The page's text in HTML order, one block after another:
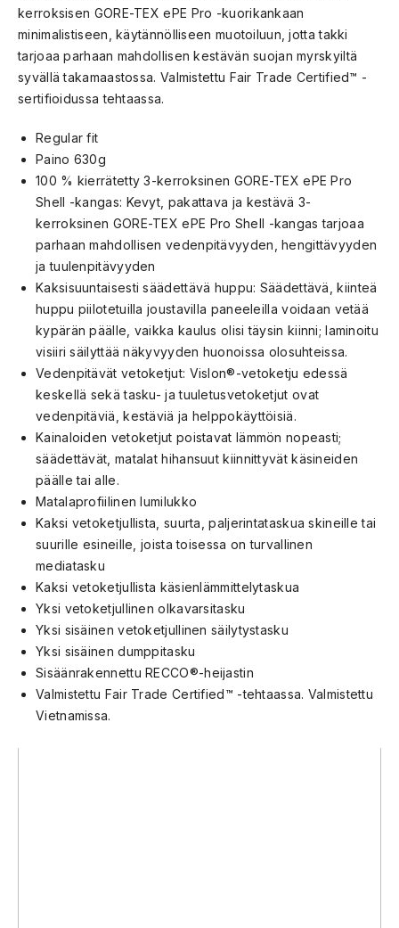
kerroksisen GORE-TEX ePE Pro -kuorikankaan
minimalistiseen, käytännölliseen muotoiluun, jotta takki
tarjoaa parhaan mahdollisen kestävän suojan myrskyiltä
syvällä takamaastossa. Valmistettu Fair Trade Certified™ -
sertifioidussa tehtaassa.
Regular fit
Paino 630g
100 % kierrätetty 3-kerroksinen GORE-TEX ePE Pro
Shell -kangas: Kevyt, pakattava ja kestävä 3-
kerroksinen GORE-TEX ePE Pro Shell -kangas tarjoaa
parhaan mahdollisen vedenpitävyyden, hengittävyyden
ja tuulenpitävyyden
Kaksisuuntaisesti säädettävä huppu: Säädettävä, kiinteä
huppu piilotetuilla joustavilla paneeleilla voidaan vetää
kypärän päälle, vaikka kaulus olisi täysin kiinni; laminoitu
visiiri säilyttää näkyvyyden huonoissa olosuhteissa.
Vedenpitävät vetoketjut: Vislon®-vetoketju edessä
keskellä sekä tasku- ja tuuletusvetoketjut ovat
vedenpitäviä, kestäviä ja helppokäyttöisiä.
Kainaloiden vetoketjut poistavat lämmön nopeasti;
säädettävät, matalat hihansuut kiinnittyvät käsineiden
päälle tai alle.
Matalaprofiilinen lumilukko
Kaksi vetoketjullista, suurta, paljerintataskua skineille tai
suurille esineille, joista toisessa on turvallinen
mediatasku
Kaksi vetoketjullista käsienlämmittelytaskua
Yksi vetoketjullinen olkavarsitasku
Yksi sisäinen vetoketjullinen säilytystasku
Yksi sisäinen dumppitasku
Sisäänrakennettu RECCO®-heijastin
Valmistettu Fair Trade Certified™ -tehtaassa. Valmistettu
Vietnamissa.